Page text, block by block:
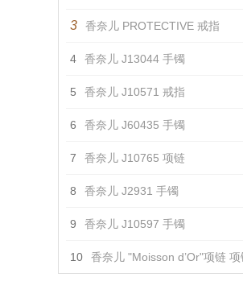
3 香奈儿 PROTECTIVE 戒指
4 香奈儿 J13044 手镯
5 香奈儿 J10571 戒指
6 香奈儿 J60435 手镯
7 香奈儿 J10765 项链
8 香奈儿 J2931 手镯
9 香奈儿 J10597 手镯
10 香奈儿 "Moisson d’Or"项链 项